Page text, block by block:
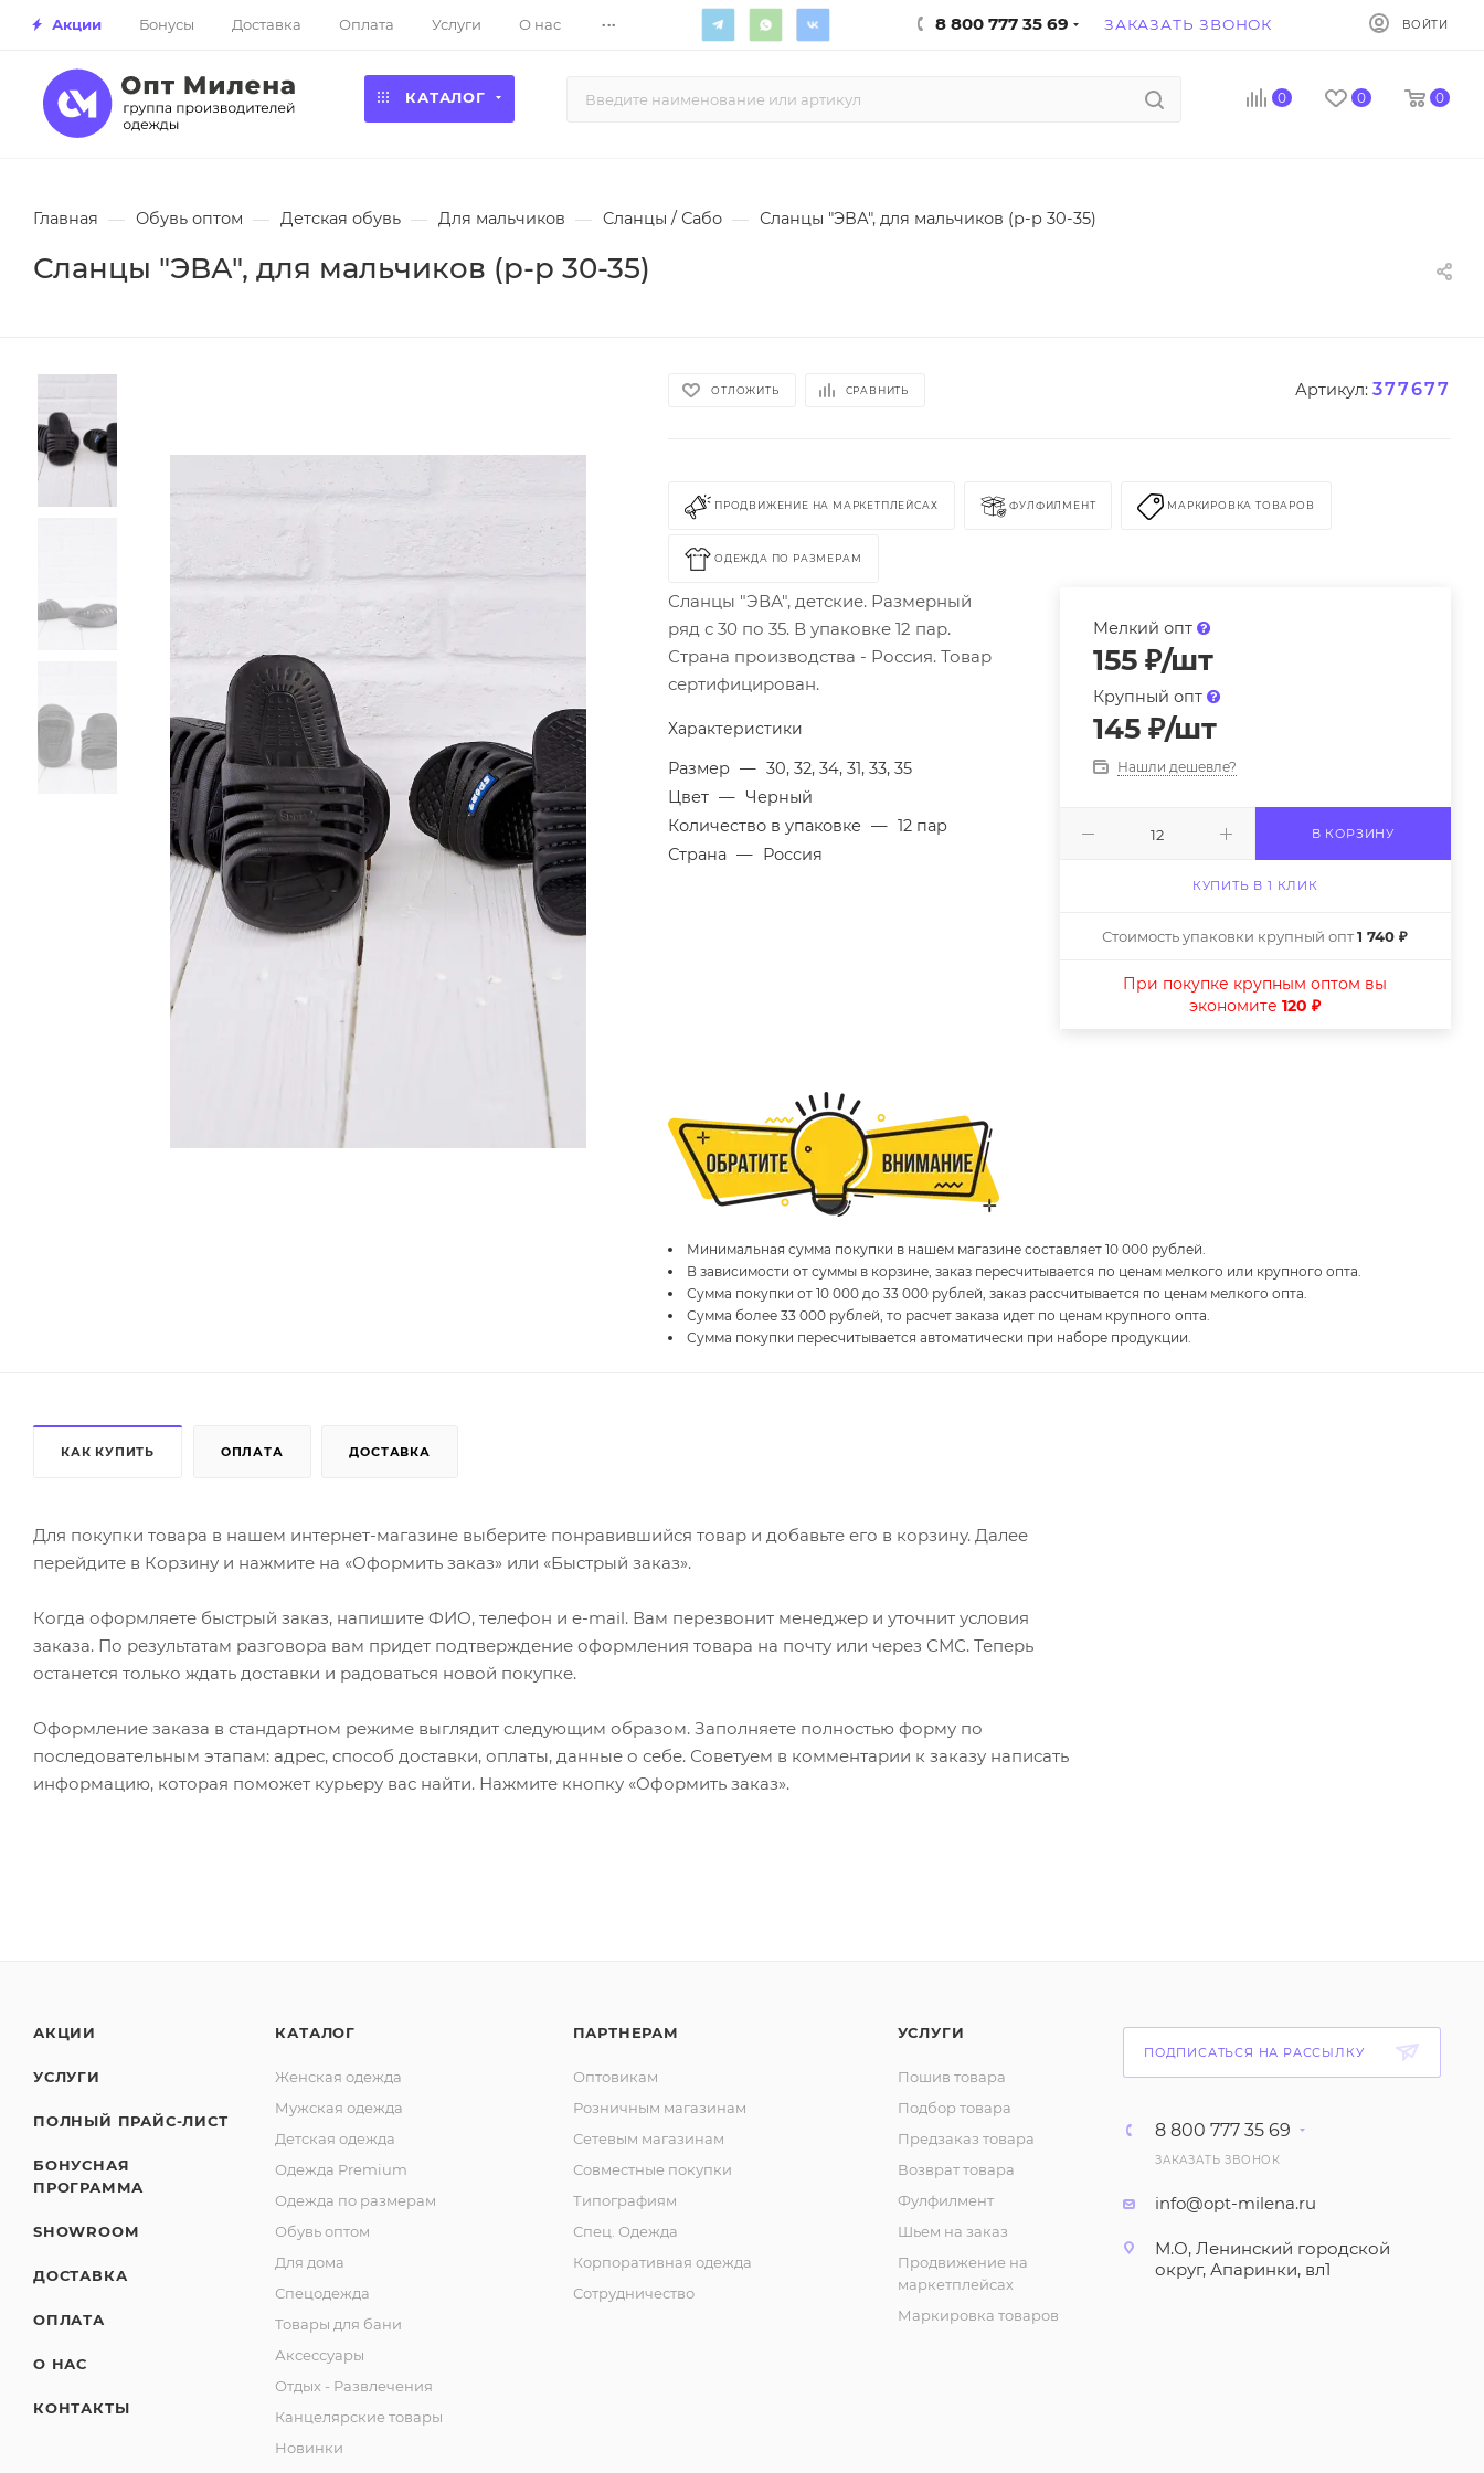
Акции Бонусы Доставка Оплата Услуги О нас ... 8 800 777 35 69 ЗАКАЗАТЬ ЗВОНОК ВОЙТИ
КАТАЛОГ 0 0 0
Главная — Обувь оптом — Детская обувь — Для мальчиков — Cланцы / Сабо — Сланцы "ЭВА", для мальчиков (р-р 30-35)
Сланцы "ЭВА", для мальчиков (р-р 30-35)
ОТЛОЖИТЬ СРАВНИТЬ Артикул: 377677
ПРОДВИЖЕНИЕ НА МАРКЕТПЛЕЙСАХ ФУЛФИЛМЕНТ МАРКИРОВКА ТОВАРОВ
ОДЕЖДА ПО РАЗМЕРАМ
Сланцы "ЭВА", детские. Размерный
ряд с 30 по 35. В упаковке 12 пар.
Страна производства - Россия. Товар
сертифицирован.
Характеристики
Размер — 30, 32, 34, 31, 33, 35
Цвет — Черный
Количество в упаковке — 12 пар
Страна — Россия
Мелкий опт
155₽/шт
Крупный опт
145₽/шт
Нашли дешевле?
В КОРЗИНУ
КУПИТЬ В 1 КЛИК
Стоимость упаковки крупный опт1 740 ₽
При покупке крупным оптом вы
экономите120 ₽
Минимальная сумма покупки в нашем магазине составляет 10 000 рублей.
В зависимости от суммы в корзине, заказ пересчитывается по ценам мелкого или крупного опта.
Сумма покупки от 10 000 до 33 000 рублей, заказ рассчитывается по ценам мелкого опта.
Сумма более 33 000 рублей, то расчет заказа идет по ценам крупного опта.
Сумма покупки пересчитывается автоматически при наборе продукции.
КАК КУПИТЬ ОПЛАТА ДОСТАВКА
Для покупки товара в нашем интернет-магазине выберите понравившийся товар и добавьте его в корзину. Далее
перейдите в Корзину и нажмите на «Оформить заказ» или «Быстрый заказ».
Когда оформляете быстрый заказ, напишите ФИО, телефон и e-mail. Вам перезвонит менеджер и уточнит условия
заказа. По результатам разговора вам придет подтверждение оформления товара на почту или через СМС. Теперь
останется только ждать доставки и радоваться новой покупке.
Оформление заказа в стандартном режиме выглядит следующим образом. Заполняете полностью форму по
последовательным этапам: адрес, способ доставки, оплаты, данные о себе. Советуем в комментарии к заказу написать
информацию, которая поможет курьеру вас найти. Нажмите кнопку «Оформить заказ».
АКЦИИ
УСЛУГИ
ПОЛНЫЙ ПРАЙС-ЛИСТ
БОНУСНАЯ
ПРОГРАММА
SHOWROOM
ДОСТАВКА
ОПЛАТА
О НАС
КОНТАКТЫ
КАТАЛОГ
Женская одежда
Мужская одежда
Детская одежда
Одежда Premium
Одежда по размерам
Обувь оптом
Для дома
Спецодежда
Товары для бани
Аксессуары
Отдых - Развлечения
Канцелярские товары
Новинки
ПАРТНЕРАМ
Оптовикам
Розничным магазинам
Сетевым магазинам
Совместные покупки
Типографиям
Спец. Одежда
Корпоративная одежда
Сотрудничество
УСЛУГИ
Пошив товара
Подбор товара
Предзаказ товара
Возврат товара
Фулфилмент
Шьем на заказ
Продвижение на
маркетплейсах
Маркировка товаров
ПОДПИСАТЬСЯ НА РАССЫЛКУ
8 800 777 35 69
ЗАКАЗАТЬ ЗВОНОК
info@opt-milena.ru
М.О, Ленинский городской
округ, Апаринки, вл1